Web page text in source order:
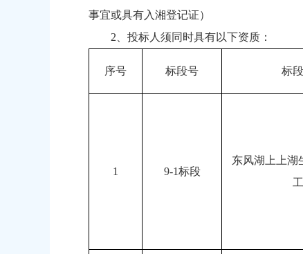
事宜或具有入湘登记证）
2、投标人须同时具有以下资质：
序号 标段号 标
1 9-1标段
东风湖上上湖